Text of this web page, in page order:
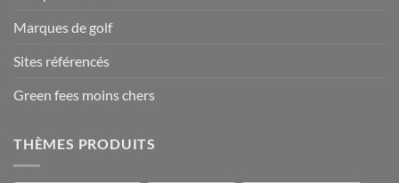
Marques de golf
Sites référencés
Green fees moins chers
THÈMES PRODUITS